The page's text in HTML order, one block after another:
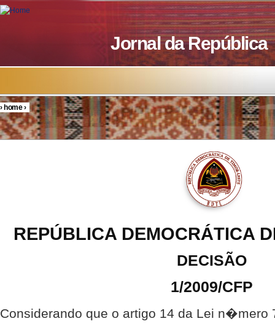
Skip to main content
Jornal da República
You are here
›home›
REPÚBLICA DEMOCRÁTICA
DECISÃO
1/2009/CFP
Considerando que o artigo 14 da Lei